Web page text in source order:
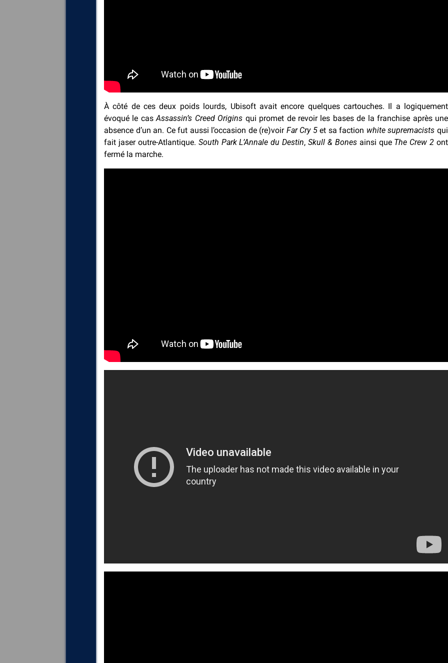
À côté de ces deux poids lourds, Ubisoft avait encore quelques cartouches. Il a logiquement
évoqué le casAssassin’s Creed Origins qui promet de revoir les bases de la franchise après une
absence d’un an. Ce fut aussi l’occasion de (re)voir Far Cry 5et sa faction white supremacists qui
fait jaser outre-Atlantique. South Park L’Annale du Destin, Skull & Bonesainsi que The Crew 2 ont
fermé la marche.